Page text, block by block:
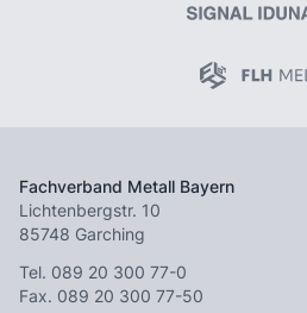
Fachverband Metall Bayern
Lichtenbergstr. 10
85748 Garching
Tel. 089 20 300 77-0
Fax. 089 20 300 77-50